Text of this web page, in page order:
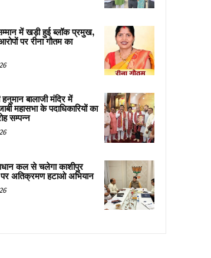
में खड़ी हुई ब्लॉक प्रमुख,
पर रीना गौतम का
बालाजी मंदिर में
महासभा के पदाधिकारियों का
सम्पन्न
कल से चलेगा काशीपुर
पर अतिक्रमण हटाओ अभियान